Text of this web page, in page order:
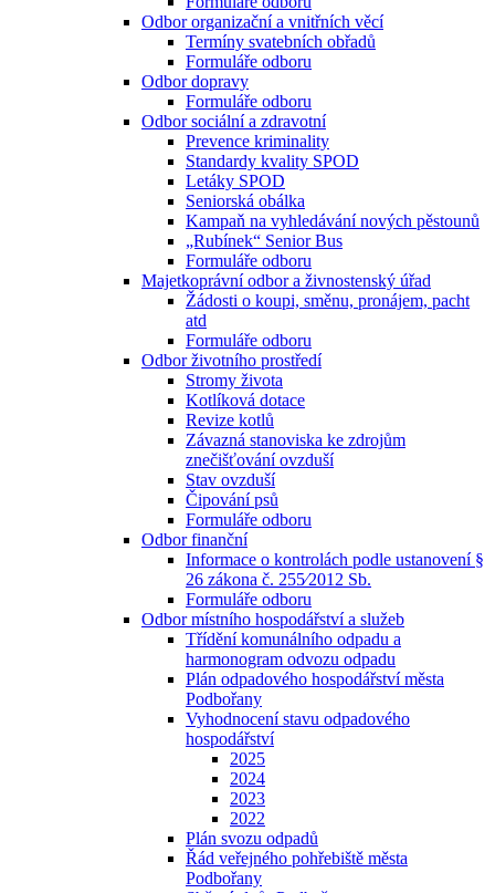
Odbor organizační a vnitřních věcí
Termíny svatebních obřadů
Formuláře odboru
Odbor dopravy
Formuláře odboru
Odbor sociální a zdravotní
Prevence kriminality
Standardy kvality SPOD
Letáky SPOD
Seniorská obálka
Kampaň na vyhledávání nových pěstounů
„Rubínek“ Senior Bus
Formuláře odboru
Majetkoprávní odbor a živnostenský úřad
Žádosti o koupi, směnu, pronájem, pacht
atd
Formuláře odboru
Odbor životního prostředí
Stromy života
Kotlíková dotace
Revize kotlů
Závazná stanoviska ke zdrojům
znečišťování ovzduší
Stav ovzduší
Čipování psů
Formuláře odboru
Odbor finanční
Informace o kontrolách podle ustanovení §
26 zákona č. 255⁄2012 Sb.
Formuláře odboru
Odbor místního hospodářství a služeb
Třídění komunálního odpadu a
harmonogram odvozu odpadu
Plán odpadového hospodářství města
Podbořany
Vyhodnocení stavu odpadového
hospodářství
2025
2024
2023
2022
Plán svozu odpadů
Řád veřejného pohřebiště města
Podbořany